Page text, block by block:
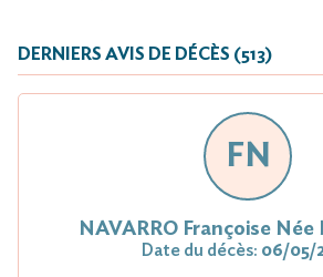
DERNIERS AVIS DE DÉCÈS (513)
FN
NAVARRO Françoise Née
Date du décès: 06/05/